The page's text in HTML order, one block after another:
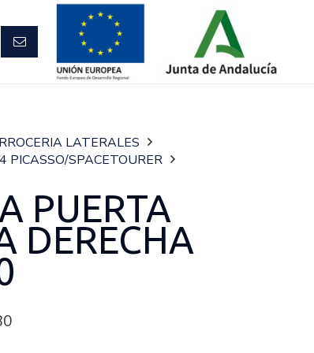
LATERALES
PICASSO/SPACETOURER
PUERTA
DERECHA